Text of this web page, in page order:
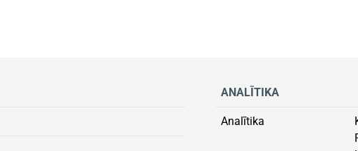
ANALĪTIKA
Analītika